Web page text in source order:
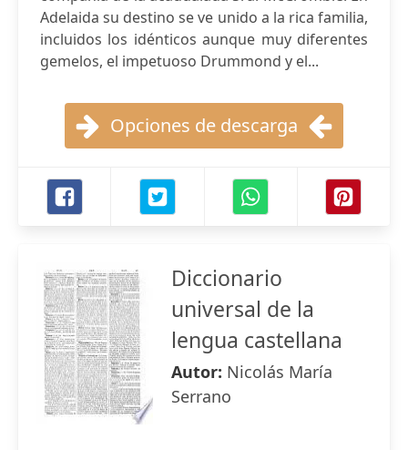
Adelaida su destino se ve unido a la rica familia,
incluidos los idénticos aunque muy diferentes
gemelos, el impetuoso Drummond y el...
Opciones de descarga
Diccionario
universal de la
lengua castellana
Autor: Nicolás María
Serrano